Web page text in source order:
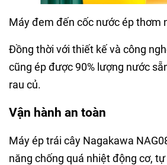
Máy đem đến cốc nước ép thơm
Đồng thời với thiết kế và công
cũng ép được 90% lượng nước
rau củ.
Vận hành an toàn
Máy ép trái cây Nagakawa
năng chống quá nhiệt động cơ,